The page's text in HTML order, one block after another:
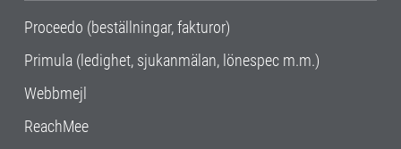
Proceedo (beställningar, fakturor)
Primula (ledighet, sjukanmälan, lönespec m.m.)
Webbmejl
ReachMee